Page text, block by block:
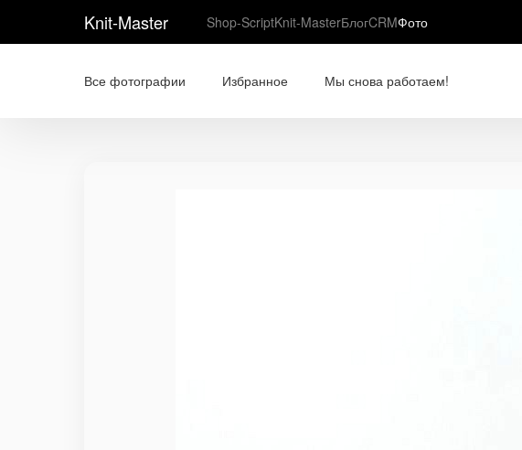
Knit-Master Shop-ScriptKnit-MasterБлогCRMФото
Все фотографии Избранное Мы снова работаем!